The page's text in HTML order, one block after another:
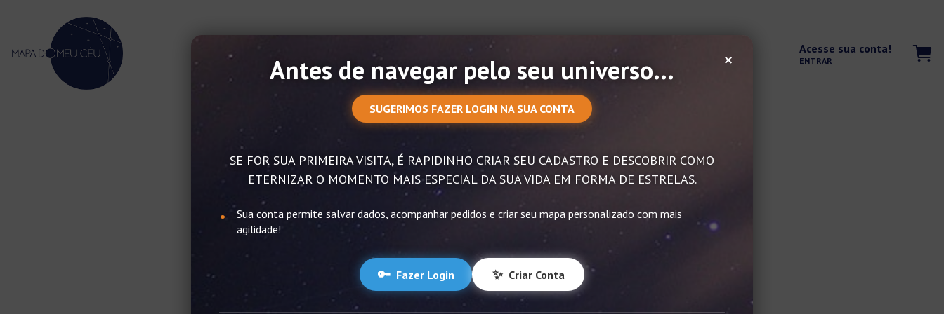
Acesse sua conta!
ENTRAR
×
Antes de navegar pelo seu universo...
SUGERIMOS FAZER LOGIN NA SUA CONTA
SE FOR SUA PRIMEIRA VISITA, É RAPIDINHO CRIAR SEU CADASTRO E DESCOBRIR COMO
ETERNIZAR O MOMENTO MAIS ESPECIAL DA SUA VIDA EM FORMA DE ESTRELAS.
Sua conta permite salvar dados, acompanhar pedidos e criar seu mapa personalizado com mais
agilidade!
🔑 Fazer Login ✨ Criar Conta